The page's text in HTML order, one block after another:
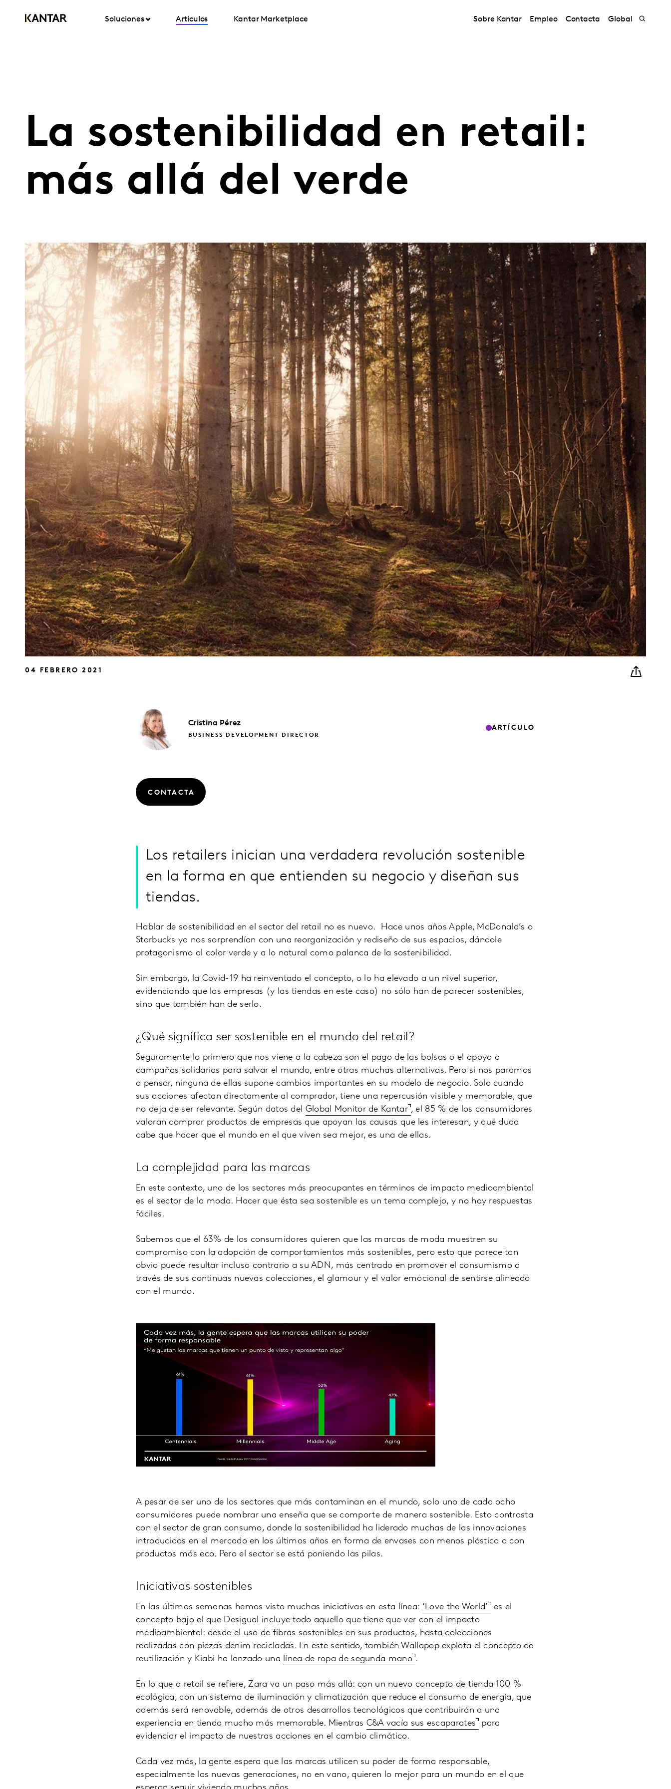
Soluciones Artículos Kantar Marketplace Sobre Kantar Empleo Contacta Global
La sostenibilidad en retail:
más allá del verde
04 FEBRERO 2021
Cristina Pérez
BUSINESS DEVELOPMENT DIRECTOR
ARTÍCULO
CONTACTA
Los retailers inician una verdadera revolución sostenible
en la forma en que entienden su negocio y diseñan sus
tiendas.
Hablar de sostenibilidad en el sector del retail no es nuevo. Hace unos años Apple, McDonald’s o
Starbucks ya nos sorprendían con una reorganización y rediseño de sus espacios, dándole
protagonismo al color verde y a lo natural como palanca de la sostenibilidad.
Sin embargo, la Covid-19 ha reinventado el concepto, o lo ha elevado a un nivel superior,
evidenciando que las empresas (y las tiendas en este caso) no sólo han de parecer sostenibles,
sino que también han de serlo.
¿Qué significa ser sostenible en el mundo del retail?
Seguramente lo primero que nos viene a la cabeza son el pago de las bolsas o el apoyo a
campañas solidarias para salvar el mundo, entre otras muchas alternativas. Pero si nos paramos
a pensar, ninguna de ellas supone cambios importantes en su modelo de negocio. Solo cuando
sus acciones afectan directamente al comprador, tiene una repercusión visible y memorable, que
no deja de ser relevante. Según datos del Global Monitor de Kantar , el 85 % de los consumidores
valoran comprar productos de empresas que apoyan las causas que les interesan, y qué duda
cabe que hacer que el mundo en el que viven sea mejor, es una de ellas.
La complejidad para las marcas
En este contexto, uno de los sectores más preocupantes en términos de impacto medioambiental
es el sector de la moda. Hacer que ésta sea sostenible es un tema complejo, y no hay respuestas
fáciles.
Sabemos que el 63% de los consumidores quieren que las marcas de moda muestren su
compromiso con la adopción de comportamientos más sostenibles, pero esto que parece tan
obvio puede resultar incluso contrario a su ADN, más centrado en promover el consumismo a
través de sus continuas nuevas colecciones, el glamour y el valor emocional de sentirse alineado
con el mundo.
A pesar de ser uno de los sectores que más contaminan en el mundo, solo uno de cada ocho
consumidores puede nombrar una enseña que se comporte de manera sostenible. Esto contrasta
con el sector de gran consumo, donde la sostenibilidad ha liderado muchas de las innovaciones
introducidas en el mercado en los últimos años en forma de envases con menos plástico o con
productos más eco. Pero el sector se está poniendo las pilas.
Iniciativas sostenibles
En las últimas semanas hemos visto muchas iniciativas en esta línea: ‘Love the World’ es el
concepto bajo el que Desigual incluye todo aquello que tiene que ver con el impacto
medioambiental: desde el uso de fibras sostenibles en sus productos, hasta colecciones
realizadas con piezas denim recicladas. En este sentido, también Wallapop explota el concepto de
reutilización y Kiabi ha lanzado una línea de ropa de segunda mano .
En lo que a retail se refiere, Zara va un paso más allá: con un nuevo concepto de tienda 100 %
ecológica, con un sistema de iluminación y climatización que reduce el consumo de energía, que
además será renovable, además de otros desarrollos tecnológicos que contribuirán a una
experiencia en tienda mucho más memorable. Mientras C&A vacía sus escaparates
para
evidenciar el impacto de nuestras acciones en el cambio climático.
Cada vez más, la gente espera que las marcas utilicen su poder de forma responsable,
especialmente las nuevas generaciones, no en vano, quieren lo mejor para un mundo en el que